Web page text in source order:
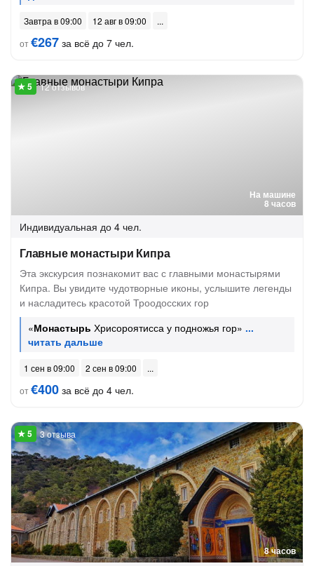
Завтра в 09:00
12 авг в 09:00
от€267 за всё до 7 чел.
На машине
8 часов
12 отзывов
Индивидуальная до 4 чел.
Главные монастыри Кипра
Эта экскурсия познакомит вас с главными монастырями
Кипра. Вы увидите чудотворные иконы, услышите легенды
и насладитесь красотой Троодосских гор
«Монастырь Хрисороятисса у подножья гор»
1 сен в 09:00
2 сен в 09:00
от€400 за всё до 4 чел.
8 часов
3 отзыва